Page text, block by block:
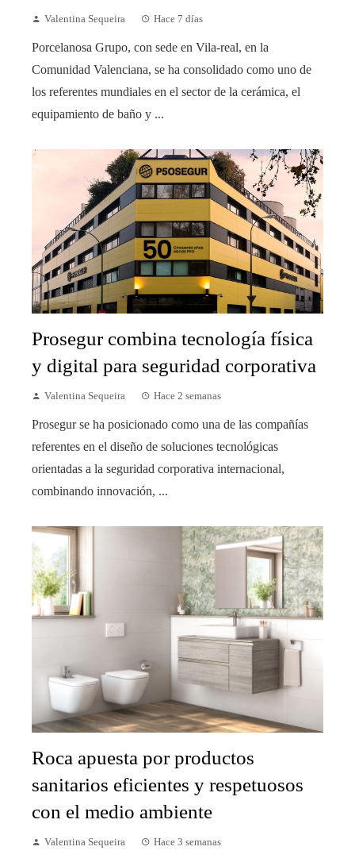
Valentina Sequeira Hace 7 días
Porcelanosa Grupo, con sede en Vila-real, en la
Comunidad Valenciana, se ha consolidado como uno de
los referentes mundiales en el sector de la cerámica, el
equipamiento de baño y ...
Prosegur combina tecnología física
y digital para seguridad corporativa
Valentina Sequeira Hace 2 semanas
Prosegur se ha posicionado como una de las compañías
referentes en el diseño de soluciones tecnológicas
orientadas a la seguridad corporativa internacional,
combinando innovación, ...
Roca apuesta por productos
sanitarios eficientes y respetuosos
con el medio ambiente
Valentina Sequeira Hace 3 semanas